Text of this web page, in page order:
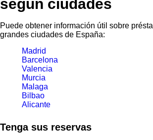
según ciudades
Puede obtener información útil sobre
grandes ciudades de España:
Madrid
Barcelona
Valencia
Murcia
Malaga
Bilbao
Alicante
Tenga sus reservas